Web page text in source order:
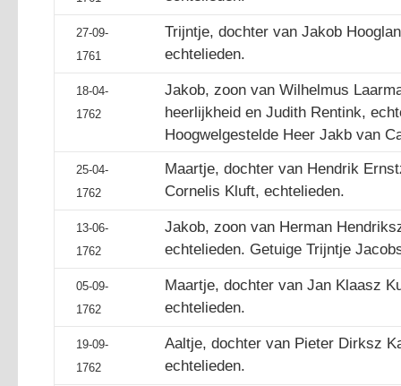
27-09-
1761
Trijntje, dochter van Jakob
echtelieden.
18-04-
1762
Jakob, zoon van Wilhelmus
heerlijkheid en Judith Rentink,
Hoogwelgestelde Heer Jakb van
25-04-
1762
Maartje, dochter van Hendrik
Cornelis Kluft, echtelieden.
13-06-
1762
Jakob, zoon van Herman
echtelieden. Getuige Trijntje
05-09-
1762
Maartje, dochter van Jan Klaasz
echtelieden.
19-09-
1762
Aaltje, dochter van Pieter Dirksz
echtelieden.